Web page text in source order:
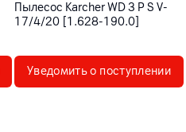
Пылесос Karcher WD 3 P S V-
17/4/20 [1.628-190.0]
Уведомить о поступлении